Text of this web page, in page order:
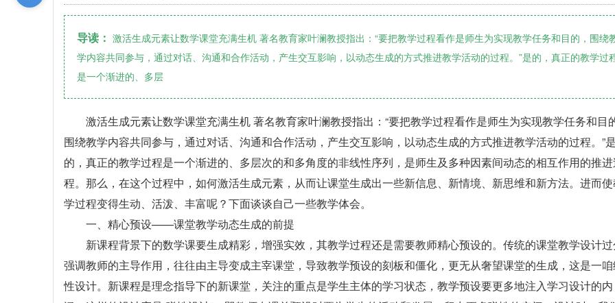
导读： 激活生成元素让数学课堂充满生机 著名教育家叶澜教授指出：“要把教学过程看作是师生为实现教学任务和目的，围绕
学内容共同参与，通过对话、沟通和合作活动，产生交互影响，以动态生成的方式推进教学活动的过程。”是的，真正的教学过
是一个渐进的、多层
激活生成元素让数学课堂充满生机 著名教育家叶澜教授指出：“要把教学过程看作是师生为实现教学任务和目
围绕教学内容共同参与，通过对话、沟通和合作活动，产生交互影响，以动态生成的方式推进教学活动的过程。”是
的，真正的教学过程是一个渐进的、多层次的和多角度的非线性序列，是师生及多种因素间动态的相互作用的推
程。那么，在这个过程中，如何激活生成元素，从而让课堂生成出一些新信息、新情境、新思维和新方法。进而
学过程变得生动、活泼、丰富呢？下面谈谈自己一些教学体会。
一、精心预设——课堂教学动态生成的前提
新课程背景下的数学课要生成精彩，增强实效，其教学过程还是需要教师精心预设的。传统的课堂教学设计
强调教师的主导作用，往往由主导变成主宰课堂，导致教学预设的刻板和僵化，更无从奢望课堂的生成，这是一
性设计。新课程是理念指导下的新课堂，关注的重点是学生主体的学习状态，教学预设要更多地注入学习设计的内